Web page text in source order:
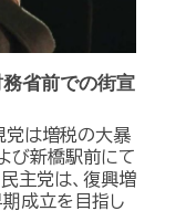
省前での街宣
は増税の大暴
び新橋駅前にて
民主党は、復興増
成立を目指し